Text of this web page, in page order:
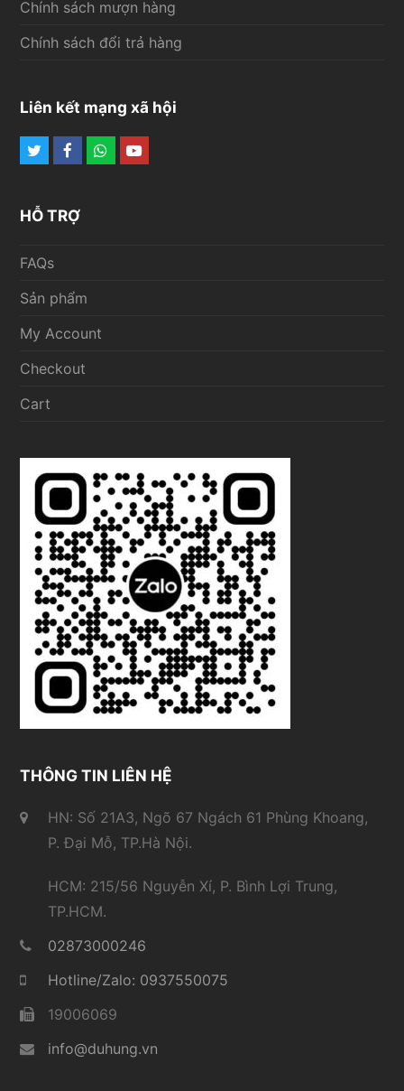
Chính sách mượn hàng
Chính sách đổi trả hàng
Liên kết mạng xã hội
TwitterFacebook
Whatsapp
Youtube
HỖ TRỢ
FAQs
Sản phẩm
My Account
Checkout
Cart
THÔNG TIN LIÊN HỆ
HN: Số 21A3, Ngõ 67 Ngách 61 Phùng Khoang,
P. Đại Mỗ, TP.Hà Nội.
HCM: 215/56 Nguyễn Xí, P. Bình Lợi Trung,
TP.HCM.
02873000246
Hotline/Zalo: 0937550075
19006069
info@duhung.vn